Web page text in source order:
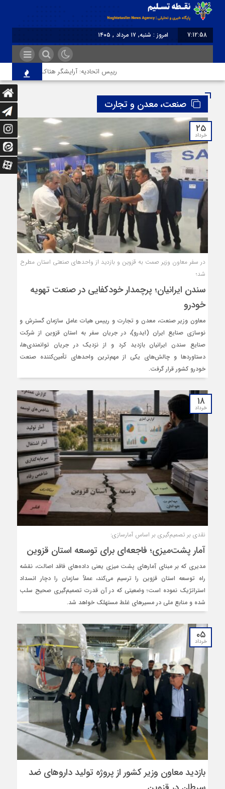
7:12:59
امروز : شنبه, ۱۷ مرداد , ۱۴۰۵
رییس اتحادیه: آرایشگر هتاک در قزوین عضو
صنعت، معدن و تجارت
۲۵
خرداد
در سفر معاون وزیر صمت به قزوین و بازدید از واحدهای صنعتی استان مطرح
شد؛
سندن ایرانیان؛ پرچمدار خودکفایی در صنعت تهویه
خودرو
معاون وزیر صنعت، معدن و تجارت و رییس هیات عامل سازمان گسترش و
نوسازی صنایع ایران (ایدرو)، در جریان سفر به استان قزوین از شرکت
صنایع سندن ایرانیان بازدید کرد و از نزدیک در جریان توانمندی‌ها،
دستاوردها و چالش‌های یکی از مهم‌ترین واحدهای تأمین‌کننده صنعت
خودرو کشور قرار گرفت.
۱۸
خرداد
نقدی بر تصمیم‌گیری بر اساس آمارسازی:
آمار پشت‌میزی؛ فاجعه‌ای برای توسعه استان قزوین
مدیری که بر مبنای آمارهای پشت‌ میزی یعنی داده‌های فاقد اصالت، نقشه
راه توسعه استان قزوین را ترسیم می‌کند، عملاً سازمان را دچار انسداد
استراتژیک نموده است؛ وضعیتی که در آن قدرت تصمیم‌گیری صحیح سلب
شده و منابع ملی در مسیرهای غلط مستهلک خواهد شد.
۰۵
خرداد
بازدید معاون وزیر کشور از پروژه تولید داروهای ضد